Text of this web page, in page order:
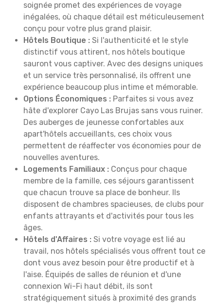
soignée promet des expériences de voyage
inégalées, où chaque détail est méticuleusement
conçu pour votre plus grand plaisir.
Hôtels Boutique : Si l'authenticité et le style
distinctif vous attirent, nos hôtels boutique
sauront vous captiver. Avec des designs uniques
et un service très personnalisé, ils offrent une
expérience beaucoup plus intime et mémorable.
Options Économiques : Parfaites si vous avez
hâte d'explorer Cayo Las Brujas sans vous ruiner.
Des auberges de jeunesse confortables aux
apart'hôtels accueillants, ces choix vous
permettent de réaffecter vos économies pour de
nouvelles aventures.
Logements Familiaux : Conçus pour chaque
membre de la famille, ces séjours garantissent
que chacun trouve sa place de bonheur. Ils
disposent de chambres spacieuses, de clubs pour
enfants attrayants et d'activités pour tous les
âges.
Hôtels d'Affaires : Si votre voyage est lié au
travail, nos hôtels spécialisés vous offrent tout ce
dont vous avez besoin pour être productif et à
l'aise. Équipés de salles de réunion et d'une
connexion Wi-Fi haut débit, ils sont
stratégiquement situés à proximité des grands